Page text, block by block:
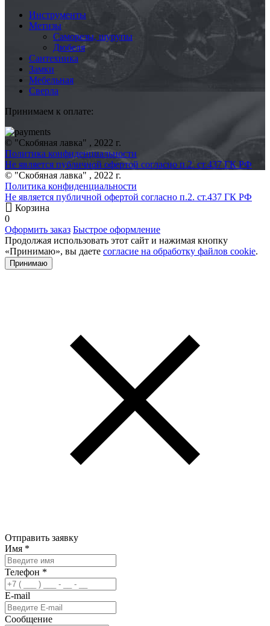
Инструменты
Метизы
Саморезы, шурупы
Дюбеля
Сантехника
Замки
Мебельная
Сверла
Принимаем к оплате:
© "Скобяная лавка" , 2022 г.
Политика конфиденциальности
Не является публичной офертой согласно п.2. ст.437 ГК РФ
© "Скобяная лавка" , 2022 г.
Политика конфиденциальности
Не является публичной офертой согласно п.2. ст.437 ГК РФ
Корзина
0
Оформить заказ Быстрое оформление
Продолжая использовать этот сайт и нажимая кнопку
«Принимаю», вы даете согласие на обработку файлов cookie.
Принимаю
Отправить заявку
Имя *
Телефон *
E-mail
Сообщение